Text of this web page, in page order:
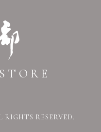
RESERVED.